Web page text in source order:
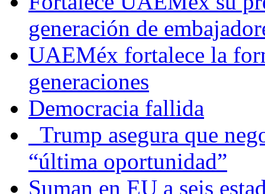
generación de
UAEMéx fortalece la
generaciones
Democracia fallida
Trump asegura que
“última oportunidad”
Suman en EU a seis